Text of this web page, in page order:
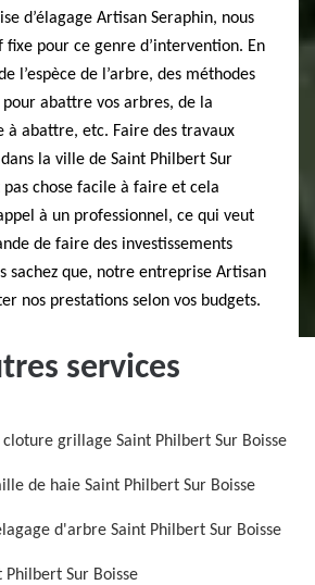
d’élagage Artisan Seraphin, nous
fixe pour ce genre d’intervention. En
l’espèce de l’arbre, des méthodes
pour abattre vos arbres, de la
à abattre, etc. Faire des travaux
la ville de Saint Philbert Sur
pas chose facile à faire et cela
à un professionnel, ce qui veut
de faire des investissements
sachez que, notre entreprise Artisan
nos prestations selon vos budgets.
services
cloture grillage Saint Philbert Sur Boisse
de haie Saint Philbert Sur Boisse
d'arbre Saint Philbert Sur Boisse
Philbert Sur Boisse